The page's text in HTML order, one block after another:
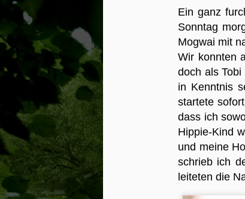
Ein ganz
Sonntag
Mogwai mit
Wir konnten
doch als
in Kenntnis
startete
dass ich
Hippie-Kind
und meine
schrieb ich
leiteten die